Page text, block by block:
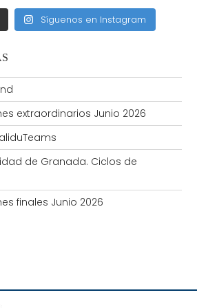
Síguenos en Instagram
extraordinarios Junio 2026
de Granada. Ciclos de
finales Junio 2026